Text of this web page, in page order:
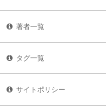
著者一覧
タグ一覧
サイトポリシー